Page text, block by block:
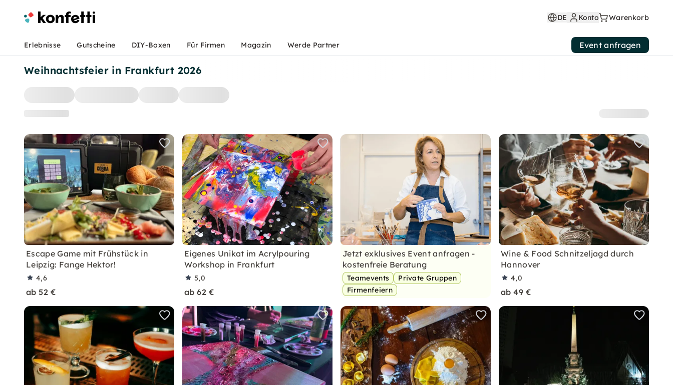
Weihnachtsfeier in Frankfurt 2026
Escape Game mit Frühstück in
Leipzig: Fange Hektor!
4,6
ab 52 €
Eigenes Unikat im Acrylpouring
Workshop in Frankfurt
5,0
ab 62 €
Jetzt exklusives Event anfragen -
kostenfreie Beratung
Teamevents
Private Gruppen
Firmenfeiern
Wine & Food Schnitzeljagd durch
Hannover
4,0
ab 49 €
DE Konto Warenkorb
Erlebnisse Gutscheine DIY-Boxen Für Firmen Magazin Werde Partner Event anfragen